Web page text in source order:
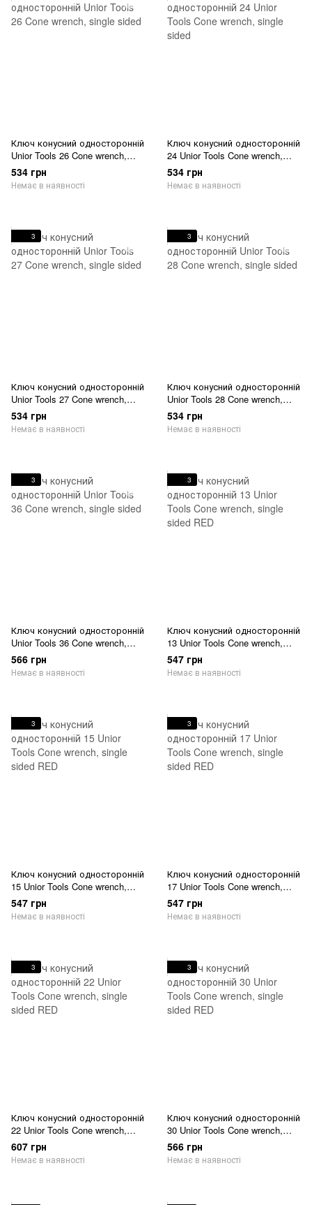
Ключ конусний односторонній
Unior Tools 26 Cone wrench,
single sided
534 грн
Немає в наявності
Ключ конусний односторонній
24 Unior Tools Cone wrench,
single sided
534 грн
Немає в наявності
3
Ключ конусний односторонній
Unior Tools 27 Cone wrench,
single sided
534 грн
Немає в наявності
3
Ключ конусний односторонній
Unior Tools 28 Cone wrench,
single sided
534 грн
Немає в наявності
3
Ключ конусний односторонній
Unior Tools 36 Cone wrench,
single sided
566 грн
Немає в наявності
3
Ключ конусний односторонній
13 Unior Tools Cone wrench,
single sided RED
547 грн
Немає в наявності
3
Ключ конусний односторонній
15 Unior Tools Cone wrench,
single sided RED
547 грн
Немає в наявності
3
Ключ конусний односторонній
17 Unior Tools Cone wrench,
single sided RED
547 грн
Немає в наявності
3
Ключ конусний односторонній
22 Unior Tools Cone wrench,
single sided RED
607 грн
Немає в наявності
3
Ключ конусний односторонній
30 Unior Tools Cone wrench,
single sided RED
566 грн
Немає в наявності